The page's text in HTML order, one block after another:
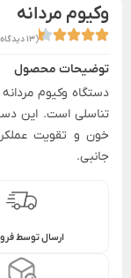
وکیوم مردانه
(13 دیدگاه)
توضیحات محصول
دستگاه وکیوم
تناسلی است. این
خون و تقویت
جانبی.
ارسال توسط